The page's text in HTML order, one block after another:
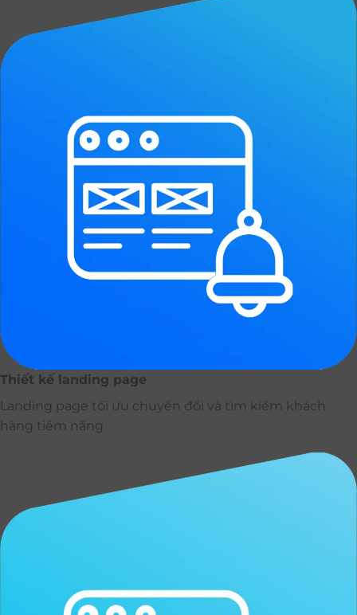
Thiết kế landing page
Landing page tối ưu chuyển đổi và tìm kiếm khách
hàng tiềm năng